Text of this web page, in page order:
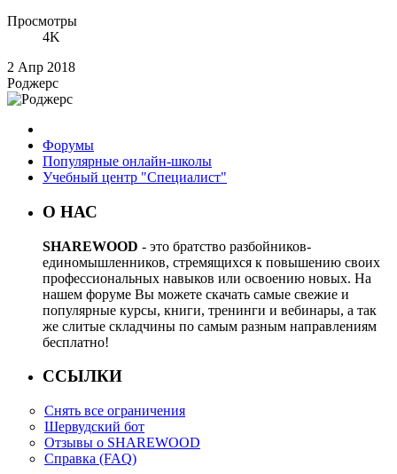
Просмотры
4K
2 Апр 2018
Роджерc
Форумы
Популярные онлайн-школы
Учебный центр "Специалист"
О НАС
SHAREWOOD - это братство разбойников-
единомышленников, стремящихся к повышению своих
профессиональных навыков или освоению новых. На
нашем форуме Вы можете скачать самые свежие и
популярные курсы, книги, тренинги и вебинары, а так
же слитые складчины по самым разным направлениям
бесплатно!
ССЫЛКИ
Снять все ограничения
Шервудский бот
Отзывы о SHAREWOOD
Справка (FAQ)